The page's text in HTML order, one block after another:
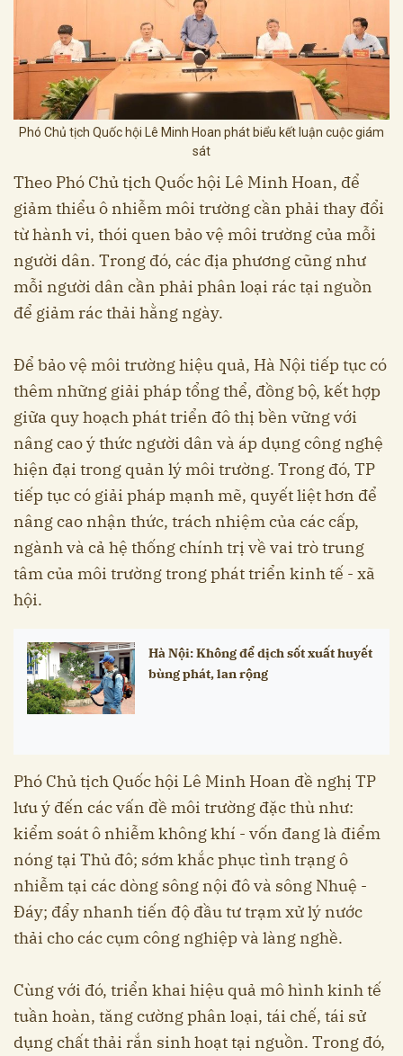
Phó Chủ tịch Quốc hội Lê Minh Hoan phát biểu kết luận cuộc giám
sát
Theo Phó Chủ tịch Quốc hội Lê Minh Hoan, để
giảm thiểu ô nhiễm môi trường cần phải thay đổi
từ hành vi, thói quen bảo vệ môi trường của mỗi
người dân. Trong đó, các địa phương cũng như
mỗi người dân cần phải phân loại rác tại nguồn
để giảm rác thải hằng ngày.
Để bảo vệ môi trường hiệu quả, Hà Nội tiếp tục có
thêm những giải pháp tổng thể, đồng bộ, kết hợp
giữa quy hoạch phát triển đô thị bền vững với
nâng cao ý thức người dân và áp dụng công nghệ
hiện đại trong quản lý môi trường. Trong đó, TP
tiếp tục có giải pháp mạnh mẽ, quyết liệt hơn để
nâng cao nhận thức, trách nhiệm của các cấp,
ngành và cả hệ thống chính trị về vai trò trung
tâm của môi trường trong phát triển kinh tế - xã
hội.
Hà Nội: Không để dịch sốt xuất huyết
bùng phát, lan rộng
Phó Chủ tịch Quốc hội Lê Minh Hoan đề nghị TP
lưu ý đến các vấn đề môi trường đặc thù như:
kiểm soát ô nhiễm không khí - vốn đang là điểm
nóng tại Thủ đô; sớm khắc phục tình trạng ô
nhiễm tại các dòng sông nội đô và sông Nhuệ -
Đáy; đẩy nhanh tiến độ đầu tư trạm xử lý nước
thải cho các cụm công nghiệp và làng nghề.
Cùng với đó, triển khai hiệu quả mô hình kinh tế
tuần hoàn, tăng cường phân loại, tái chế, tái sử
dụng chất thải rắn sinh hoạt tại nguồn. Trong đó,